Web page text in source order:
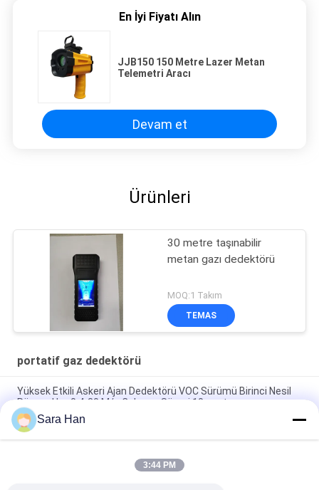
En İyi Fiyatı Alın
JJB150 150 Metre Lazer Metan
Telemetri Aracı
Devam et
Ürünleri
30 metre taşınabilir
metan gazı dedektörü
MOQ:1 Takım
TEMAS
portatif gaz dedektörü
Yüksek Etkili Askeri Ajan Dedektörü VOC Sürümü Birinci Nesil
Rüzgar Hızı 0.4-30 M/s Çalışma Süresi 10 saat
Taşınabilir Akıllı Gaz Algılama Sınır Aşımı Ses Işık Titreşim
Alarmı Büyük Kapasiteli Depolama Bulut Platformu 6. Nesil
CD4 Patlama geçirmez kablosuz bileşik gaz dedektörü 4G 4.
Sara Han
3:44 PM